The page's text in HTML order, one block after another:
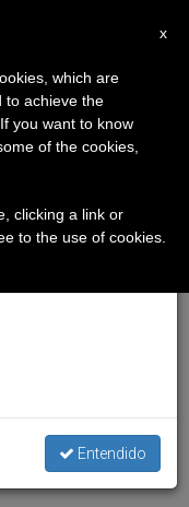
de la
×
la pausa
de verano
también el
Entendido
x
which are
to achieve the
you want to know
of the cookies,
clicking a link or
to the use of cookies.